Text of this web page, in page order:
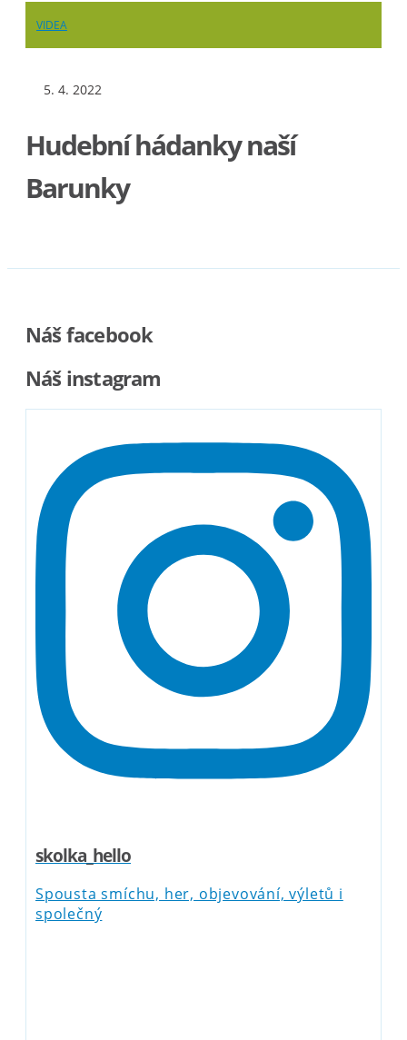
VIDEA
5. 4. 2022
Hudební hádanky naší
Barunky
Náš facebook
Náš instagram
skolka_hello
Spousta smíchu, her, objevování, výletů i
společný